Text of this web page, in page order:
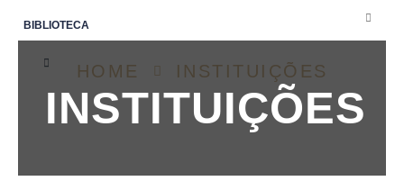
BIBLIOTECA
HOME INSTITUIÇÕES
INSTITUIÇÕES